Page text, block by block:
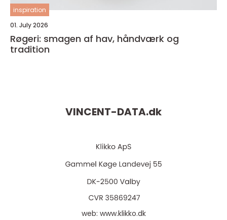
inspiration
01. July 2026
Røgeri: smagen af hav, håndværk og
tradition
VINCENT-DATA.dk
web: www.klikko.dk